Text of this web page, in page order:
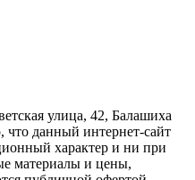
улица, 42, Балашиха
данный интернет-сайт
характер и ни при
материалы и цены,